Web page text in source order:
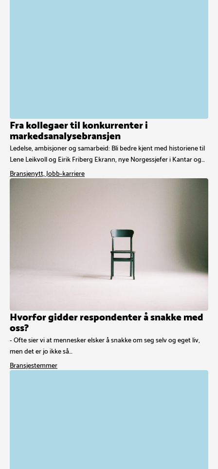
Fra kollegaer til konkurrenter i
markedsanalysebransjen
Ledelse, ambisjoner og samarbeid: Bli bedre kjent med historiene til
Lene Leikvoll og Eirik Friberg Ekrann, nye Norgessjefer i Kantar og…
Bransjenytt, Jobb-karriere
Hvorfor gidder respondenter å snakke med
oss?
- Ofte sier vi at mennesker elsker å snakke om seg selv og eget liv,
men det er jo ikke så…
Bransjestemmer